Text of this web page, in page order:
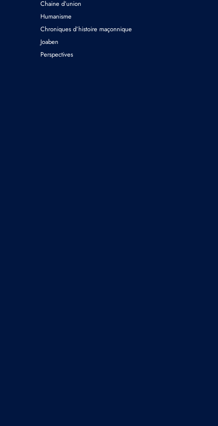
Chaine d’union
Humanisme
Chroniques d’histoire maçonnique
Joaben
Perspectives